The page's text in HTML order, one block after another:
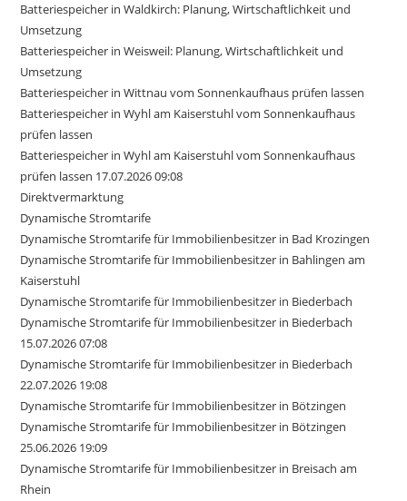
Batteriespeicher in Waldkirch: Planung, Wirtschaftlichkeit und
Umsetzung
Batteriespeicher in Weisweil: Planung, Wirtschaftlichkeit und
Umsetzung
Batteriespeicher in Wittnau vom Sonnenkaufhaus prüfen lassen
Batteriespeicher in Wyhl am Kaiserstuhl vom Sonnenkaufhaus
prüfen lassen
Batteriespeicher in Wyhl am Kaiserstuhl vom Sonnenkaufhaus
prüfen lassen 17.07.2026 09:08
Direktvermarktung
Dynamische Stromtarife
Dynamische Stromtarife für Immobilienbesitzer in Bad Krozingen
Dynamische Stromtarife für Immobilienbesitzer in Bahlingen am
Kaiserstuhl
Dynamische Stromtarife für Immobilienbesitzer in Biederbach
Dynamische Stromtarife für Immobilienbesitzer in Biederbach
15.07.2026 07:08
Dynamische Stromtarife für Immobilienbesitzer in Biederbach
22.07.2026 19:08
Dynamische Stromtarife für Immobilienbesitzer in Bötzingen
Dynamische Stromtarife für Immobilienbesitzer in Bötzingen
25.06.2026 19:09
Dynamische Stromtarife für Immobilienbesitzer in Breisach am
Rhein